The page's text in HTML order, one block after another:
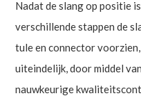
Nadat de slang op positie
verschillende stappen de
tule en connector
uiteindelijk, door middel
nauwkeurige